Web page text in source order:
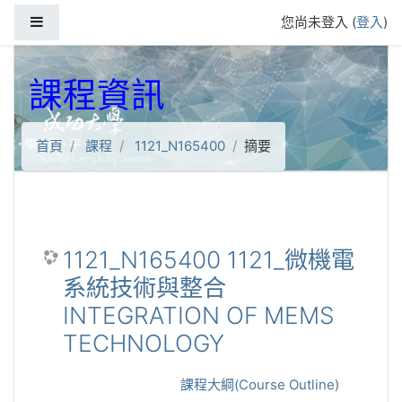
您尚未登入 (登入)
課程資訊
首頁 課程 1121_N165400 摘要
1121_N165400 1121_微機電
系統技術與整合
INTEGRATION OF MEMS
TECHNOLOGY
課程大綱(Course Outline)